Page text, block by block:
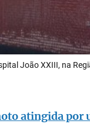
João XXIII, na
atingida por